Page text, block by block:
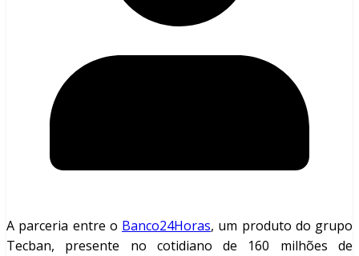
A parceria entre o Banco24Horas, um produto do grupo
Tecban, presente no cotidiano de 160 milhões de